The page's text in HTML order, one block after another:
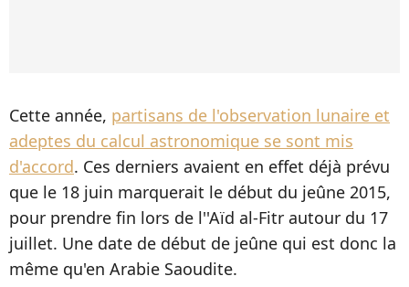
Cette année, partisans de l'observation lunaire et
adeptes du calcul astronomique se sont mis
d'accord. Ces derniers avaient en effet déjà prévu
que le 18 juin marquerait le début du jeûne 2015,
pour prendre fin lors de l''Aïd al-Fitr autour du 17
juillet. Une date de début de jeûne qui est donc la
même qu'en Arabie Saoudite.